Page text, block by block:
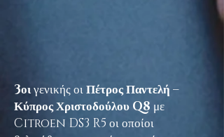
3οιγενικής οιΠέτρος Παντελή –
Κύπρος Χριστοδούλου Q8 με
Citroen DS3 R5 οι οποίοι